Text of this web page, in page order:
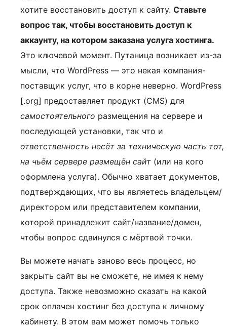
хотите восстановить доступ к сайту. Ставьте
вопрос так, чтобы восстановить доступ к
аккаунту, на котором заказана услуга хостинга.
Это ключевой момент. Путаница возникает из-за
мысли, что WordPress — это некая компания-
поставщик услуг, что в корне неверно. WordPress
[.org] предоставляет продукт (CMS) для
самостоятельного размещения на сервере и
последующей установки, так что и
ответственность несёт за техническую часть тот,
на чьём сервере размещён сайт (или на кого
оформлена услуга). Обычно хватает документов,
подтверждающих, что вы являетесь владельцем/
директором или представителем компании,
которой принадлежит сайт/название/домен,
чтобы вопрос сдвинулся с мёртвой точки.
Вы можете начать заново весь процесс, но
закрыть сайт вы не сможете, не имея к нему
доступа. Также невозможно сказать на какой
срок оплачен хостинг без доступа к личному
кабинету. В этом вам может помочь только